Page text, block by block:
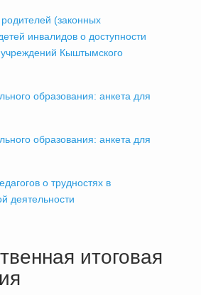
(законных
инвалидов о доступности
Кыштымского
образования: анкета для
образования: анкета для
о трудностях в
деятельности
итоговая